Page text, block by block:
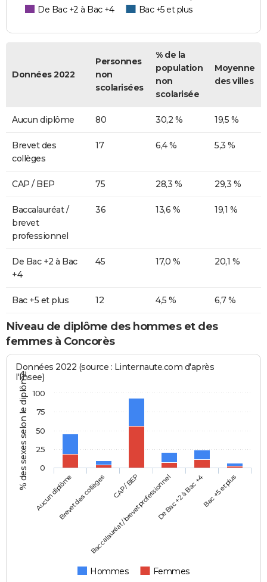
De Bac +2 à Bac +4
Bac +5 et plus
Données 2022
Personnes
non
scolarisées
% de la
population
non
scolarisée
Moyenne
des villes
Aucun diplôme 80 30,2 % 19,5 %
Brevet des
collèges
17 6,4 % 5,3 %
CAP / BEP 75 28,3 % 29,3 %
Baccalauréat /
brevet
professionnel
36 13,6 % 19,1 %
De Bac +2 à Bac
+4
45 17,0 % 20,1 %
Bac +5 et plus 12 4,5 % 6,7 %
Niveau de diplôme des hommes et des
femmes à Concorès
% des sexes selon le diplôme
Données 2022 (source : Linternaute.com d'après
l'Insee)
Hommes Femmes
Aucun diplômeBrevet des collèges CAP / BEP
Baccalauréat / brevet professionnelDe Bac +2 à Bac +4Bac +5 et plus
0
25
50
75
100